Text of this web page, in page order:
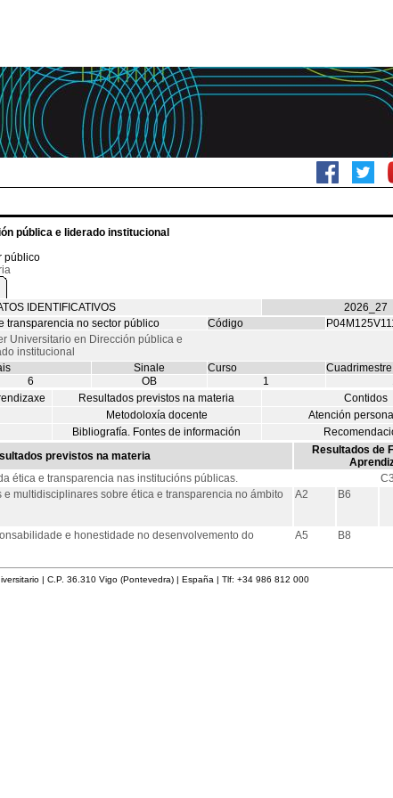
pública e liderado institucional
público
IDENTIFICATIVOS
2026_27
transparencia no sector público Código
Universitario en Dirección pública e
institucional
Sinale Curso
Cuadrimestre
6
OB 1
Resultados previstos na materia
Contidos
Metodoloxía docente
Atención
Bibliografía. Fontes de información
previstos na materia
Resultados de
ética e transparencia nas institucións públicas.
C3
e multidisciplinares sobre ética e transparencia no ámbito
A2 B6
e honestidade no desenvolvemento do
A5 B8
| C.P. 36.310 Vigo (Pontevedra) | España | Tlf: +34 986 812 000